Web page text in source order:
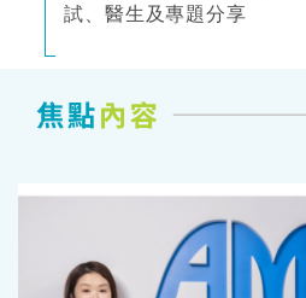
試、醫生及專題分享